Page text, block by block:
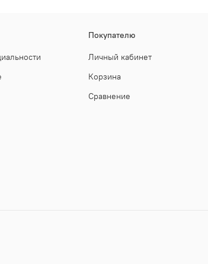
Покупателю
Личный кабинет
Корзина
Сравнение